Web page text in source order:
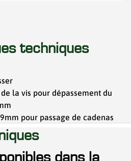
techniques
la vis pour dépassement du
pour passage de cadenas
dans la